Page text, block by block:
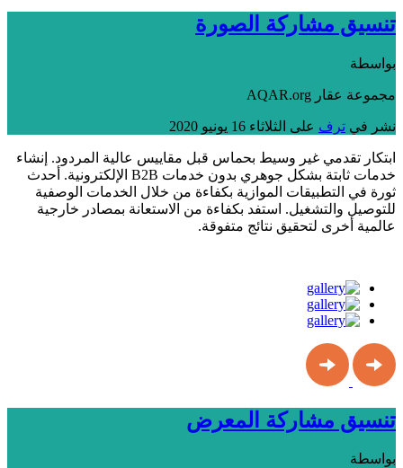
تنسيق مشاركة الصورة
بواسطة
مجموعة عقار AQAR.org
نشر في ترف على الثلاثاء 16 يونيو 2020
ابتكار تقدمي غير وسيط بحماس قبل مقاييس عالية المردود. إنشاء
خدمات ثابتة بشكل جوهري بدون خدمات B2B الإلكترونية. أحدث
ثورة في التطبيقات الموازية بكفاءة من خلال الخدمات الوصفية
للتوصيل والتشغيل. استفد بكفاءة من الاستعانة بمصادر خارجية
عالمية أخرى لتحقيق نتائج متفوقة.
تنسيق مشاركة المعرض
بواسطة